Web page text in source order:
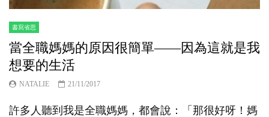
書寫省思
當全職媽媽的原因很簡單——因為這就是我
想要的生活
NATALIE 21/11/2017
許多人聽到我是全職媽媽，都會說：「那很好呀！媽